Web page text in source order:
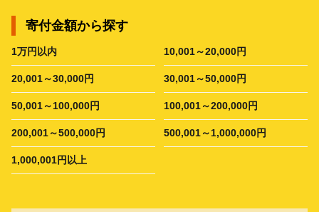
寄付金額から探す
1万円以内 10,001～20,000円
20,001～30,000円 30,001～50,000円
50,001～100,000円 100,001～200,000円
200,001～500,000円 500,001～1,000,000円
1,000,001円以上